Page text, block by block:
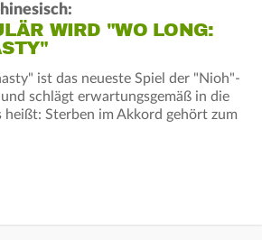
WIRD "WO LONG:
ist das neueste Spiel der "Nioh"-
schlägt erwartungsgemäß in die
heißt: Sterben im Akkord gehört zum